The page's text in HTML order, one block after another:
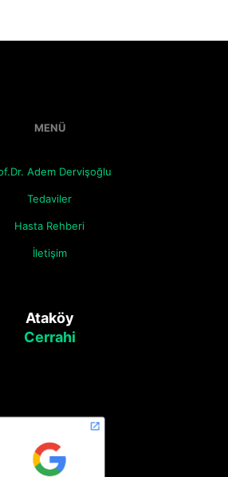
MENÜ
Adem Dervişoğlu
Tedaviler
Hasta Rehberi
İletişim
Ataköy
Cerrahi